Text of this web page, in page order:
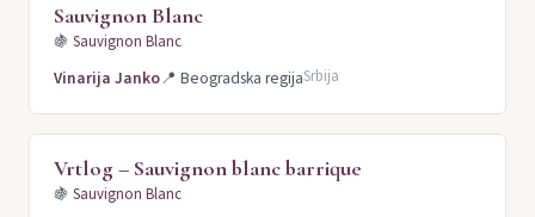
Sauvignon Blanc
🍇 Sauvignon Blanc
Vinarija Janko📍 Beogradska regijaSrbija
Vrtlog – Sauvignon blanc barrique
🍇 Sauvignon Blanc